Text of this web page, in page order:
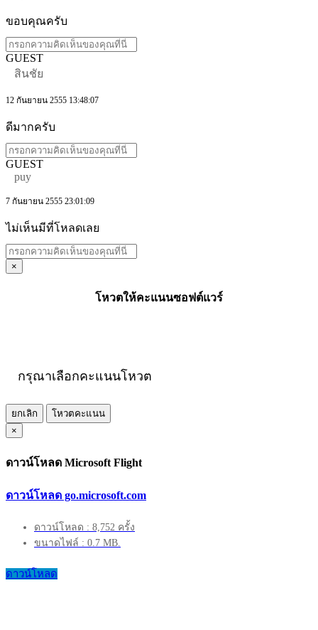
ขอบคุณครับ
GUEST
สินชัย
12 กันยายน 2555 13:48:07
ดีมากครับ
GUEST
puy
7 กันยายน 2555 23:01:09
ไม่เห็นมีที่โหลดเลย
×
โหวตให้คะแนนซอฟต์แวร์
กรุณาเลือกคะแนนโหวต
ยกเลิก
โหวตคะแนน
×
ดาวน์โหลด Microsoft Flight
ดาวน์โหลด go.microsoft.com
ดาวน์โหลด : 8,752 ครั้ง
ขนาดไฟล์ : 0.7 MB.
ดาวน์โหลด